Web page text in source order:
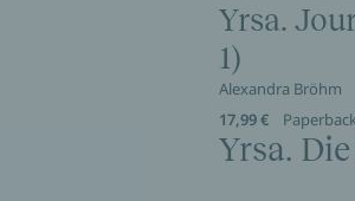
Yrsa.
1)
Alexandra Bröhm
17,99 €
Yrsa.